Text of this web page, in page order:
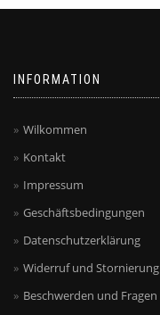
INFORMATION
Wilkommen
Kontakt
Impressum
Geschäftsbedingungen
Datenschutzerklärung
Widerruf und Stornierung
Beschwerden und Fragen